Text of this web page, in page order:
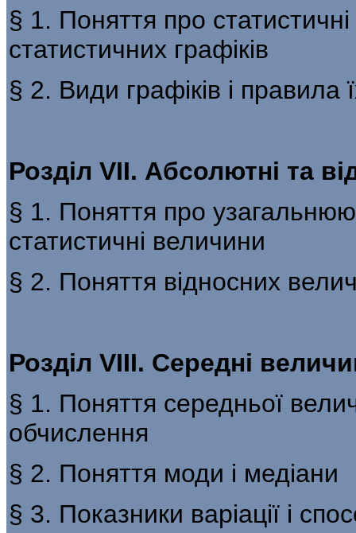
§ 1. Поняття про
статистичних графіків
§ 2. Види графіків і правила
Розділ VII. Абсолютні та
§ 1. Поняття про
статистичні величини
§ 2. Поняття відносних
Розділ VIII. Середні
§ 1. Поняття середньої
обчислення
§ 2. Поняття моди і медіани
§ 3. Показники варіації і